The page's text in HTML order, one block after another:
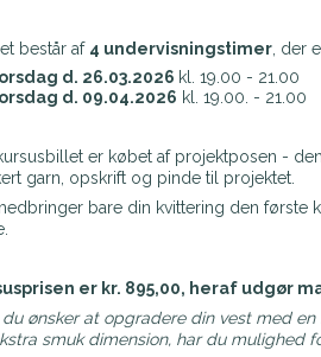
består af 4 undervisningstimer , der
d. 26.03.2026 kl. 19.00 - 21.00
d. 09.04.2026 kl. 19.00. - 21.00
er købet af projektposen -
garn, opskrift og pinde til projektet.
bare din kvittering den første
er kr. 895,00, heraf udgør
du ønsker at opgradere din vest med
smuk dimension, har du mulighed